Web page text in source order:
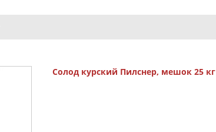
Солод курский Пилснер, мешок 25 кг